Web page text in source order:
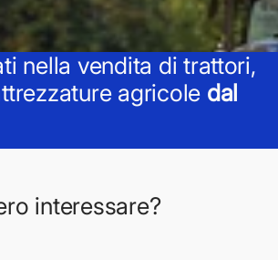
nella vendita di trattori,
agricole dal
interessare?